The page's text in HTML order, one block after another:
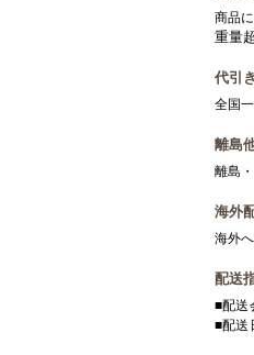
商品
重量
代引
全国
離島
離島
海外
海外
配送
■配送
■配送